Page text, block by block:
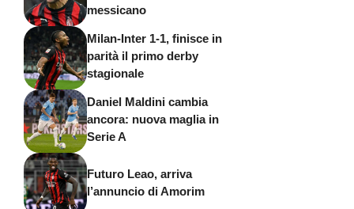
messicano
Milan-Inter 1-1, finisce in
parità il primo derby
stagionale
Daniel Maldini cambia
ancora: nuova maglia in
Serie A
Futuro Leao, arriva
l’annuncio di Amorim